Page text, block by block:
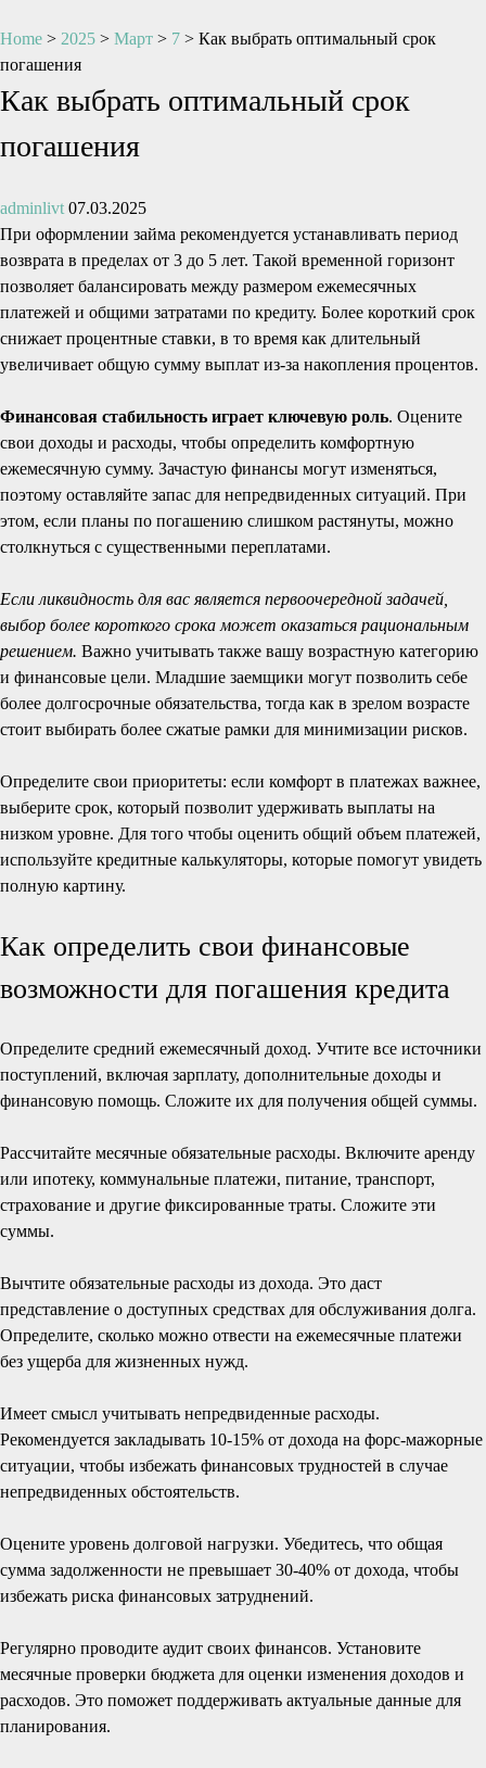
Home > 2025 > Март > 7 > Как выбрать оптимальный срок
погашения
Как выбрать оптимальный срок
погашения
adminlivt 07.03.2025
При оформлении займа рекомендуется устанавливать период
возврата в пределах от 3 до 5 лет. Такой временной горизонт
позволяет балансировать между размером ежемесячных
платежей и общими затратами по кредиту. Более короткий срок
снижает процентные ставки, в то время как длительный
увеличивает общую сумму выплат из-за накопления процентов.
Финансовая стабильность играет ключевую роль. Оцените
свои доходы и расходы, чтобы определить комфортную
ежемесячную сумму. Зачастую финансы могут изменяться,
поэтому оставляйте запас для непредвиденных ситуаций. При
этом, если планы по погашению слишком растянуты, можно
столкнуться с существенными переплатами.
Если ликвидность для вас является первоочередной задачей,
выбор более короткого срока может оказаться рациональным
решением. Важно учитывать также вашу возрастную категорию
и финансовые цели. Младшие заемщики могут позволить себе
более долгосрочные обязательства, тогда как в зрелом возрасте
стоит выбирать более сжатые рамки для минимизации рисков.
Определите свои приоритеты: если комфорт в платежах важнее,
выберите срок, который позволит удерживать выплаты на
низком уровне. Для того чтобы оценить общий объем платежей,
используйте кредитные калькуляторы, которые помогут увидеть
полную картину.
Как определить свои финансовые
возможности для погашения кредита
Определите средний ежемесячный доход. Учтите все источники
поступлений, включая зарплату, дополнительные доходы и
финансовую помощь. Сложите их для получения общей суммы.
Рассчитайте месячные обязательные расходы. Включите аренду
или ипотеку, коммунальные платежи, питание, транспорт,
страхование и другие фиксированные траты. Сложите эти
суммы.
Вычтите обязательные расходы из дохода. Это даст
представление о доступных средствах для обслуживания долга.
Определите, сколько можно отвести на ежемесячные платежи
без ущерба для жизненных нужд.
Имеет смысл учитывать непредвиденные расходы.
Рекомендуется закладывать 10-15% от дохода на форс-мажорные
ситуации, чтобы избежать финансовых трудностей в случае
непредвиденных обстоятельств.
Оцените уровень долговой нагрузки. Убедитесь, что общая
сумма задолженности не превышает 30-40% от дохода, чтобы
избежать риска финансовых затруднений.
Регулярно проводите аудит своих финансов. Установите
месячные проверки бюджета для оценки изменения доходов и
расходов. Это поможет поддерживать актуальные данные для
планирования.